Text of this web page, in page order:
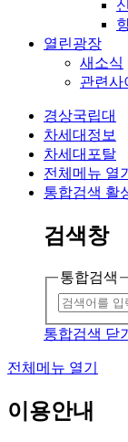
열린광장
새소식
관련사
경상국립대
차세대정보
차세대포탈
전체메뉴 열기
통합검색 활
검색창
통합검색
통합검색 닫기
전체메뉴 열기
이용안내